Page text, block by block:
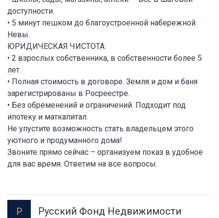
доступности.
• 5 минут пешком до благоустроенной набережной
Невы.
ЮРИДИЧЕСКАЯ ЧИСТОТА:
• 2 взрослых собственника, в собственности более 5
лет.
• Полная стоимость в договоре. Земля и дом и баня
зарегистрированы в Росреестре.
• Без обременений и ограничений. Подходит под
ипотеку и маткапитал.
Не упустите возможность стать владельцем этого
уютного и продуманного дома!
Звоните прямо сейчас – организуем показ в удобное
для вас время. Ответим на все вопросы.
Р Русский Фонд Недвижимости